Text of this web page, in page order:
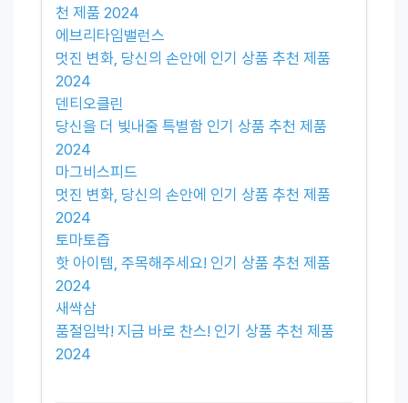
천 제품 2024
에브리타임밸런스
멋진 변화, 당신의 손안에 인기 상품 추천 제품
2024
덴티오클린
당신을 더 빛내줄 특별함 인기 상품 추천 제품
2024
마그비스피드
멋진 변화, 당신의 손안에 인기 상품 추천 제품
2024
토마토즙
핫 아이템, 주목해주세요! 인기 상품 추천 제품
2024
새싹삼
품절임박! 지금 바로 찬스! 인기 상품 추천 제품
2024